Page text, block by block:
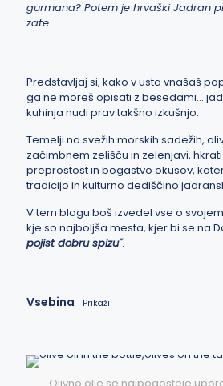
gurmana? Potem je hrvaški Jadran
zate…
Predstavljaj si, kako v usta vnašaš
ga ne moreš opisati z besedami…
kuhinja nudi prav takšno izkušnjo.
Temelji na svežih morskih sadežih,
začimbnem zelišču in zelenjavi,
preprostost in bogastvo okusov,
tradicijo in kulturno dediščino
V tem blogu boš izvedel vse o
kje so najboljša mesta, kjer bi se na
pojist dobru spizu˝.
Vsebina Prikaži